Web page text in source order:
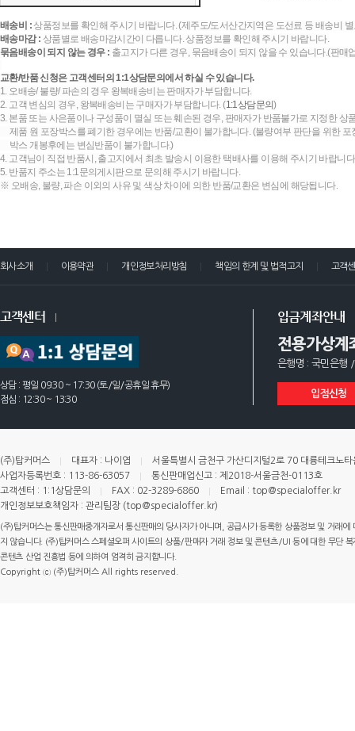
배송비 :상품정보를 확인해 주시기 바랍니다. (제주도/도서산간지역은 도선료 등 배송비
배송마감 : 상품별로 배송마감시간이 다릅니다. 상품정보를 확인해 주시기 바랍니다.
묶음배송이 되지 않는 경우 : 출고지가 다른 경우, 묶음배송이 되지 않을 수 있습니다.(판
교환/반품 신청은 고객센터의 1:1상담문의에서 하실 수 있습니다.
1. 오배송/ 불량/ 파손의 경우 왕복배송비는 판매자가 부담합니다.
2. 고객 변심의 경우, 왕복배송비는 구매자가 부담합니다. (1:1상담문의)
3. 본품 또는 사은품이나 구성품이 멸실 또는 훼손된 경우, 판매자가 반품불가로 지정한 상
제품 원 포장박스를 폐기한 경우에는 반품/교환이 불가합니다. (불량여부 판단을 위한
박스 개봉후에는 변심반품이 불가합니다.)
4. 고객님이 직접 반품시, 출고지에서 최초 발송시 이용한 택배사를 이용해 주시기 바랍니
5. 반품지 주소는 1:1문의게시판으로 문의해 주시기 바랍니다.
※ 오배송, 불량, 파손 이외의 사유 및 색상 차이에 의한 반품/교환은 변심에 해당됩니다.
회사소개 이용약관 개인정보처리방침 책임의 한계 및 법적고지 고객
고객센터
상담 : 평일 09:30 ~ 17:30 (토/일/공휴일 휴무)
점심 : 12:30 ~ 13:30
입금계좌안내
전용가상계
은행명 : 국민은행
입점신청
(주)탑커머스 대표자 : 나이엽
서울특별시 금천구 가산디지털2로 70 대륭테크노
사업자등록번호 : 113-86-63057
통신판매업신고 : 제2018-서울금천-0113호
고객센터 : 1:1상담문의
FAX : 02-3289-6860
Email : top@specialoffer.kr
개인정보보호책임자 : 관리팀장 (top@specialoffer.kr)
(주)탑커머스는 통신판매중개자로서 통신판매의 당사자가 아니며, 공급사가 등록한 상품정보 및 거래
지 않습니다. (주)탑커머스 스페셜오퍼 사이트의 상품/판매자 거래 정보 및 콘텐츠/UI 등에 대한 무단
콘텐츠 산업 진흥법 등에 의하여 엄격히 금지합니다.
Copyright ⓒ (주)탑커머스 All rights reserved.